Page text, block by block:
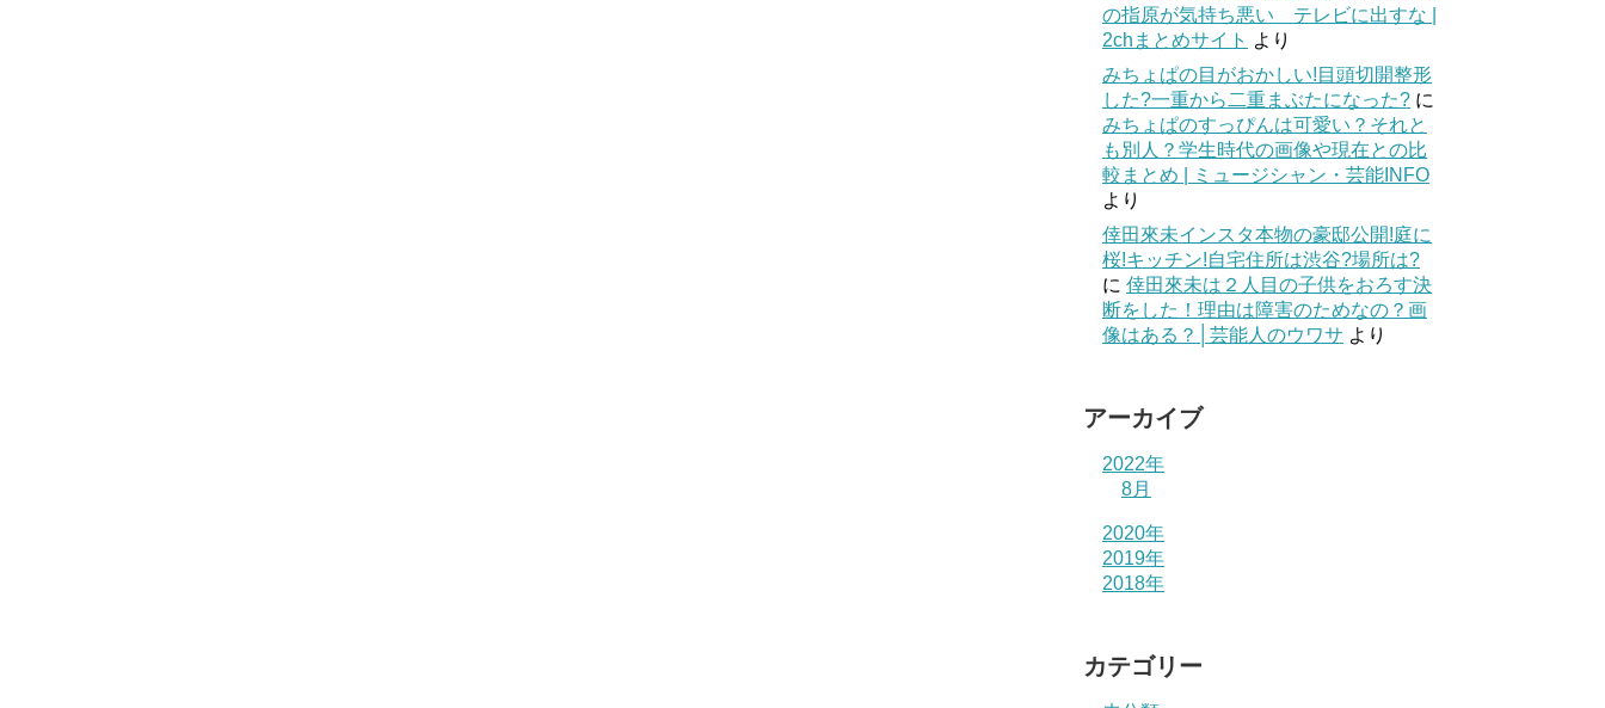
の指原が気持ち悪い テレビに出すな |
2chまとめサイト より
みちょぱの目がおかしい!目頭切開整形
した?一重から二重まぶたになった? に
みちょぱのすっぴんは可愛い？それと
も別人？学生時代の画像や現在との比
較まとめ | ミュージシャン・芸能INFO
より
倖田來未インスタ本物の豪邸公開!庭に
桜!キッチン!自宅住所は渋谷?場所は?
に 倖田來未は２人目の子供をおろす決
断をした！理由は障害のためなの？画
像はある？│芸能人のウワサ より
アーカイブ
2022年
8月
2020年
2019年
2018年
カテゴリー